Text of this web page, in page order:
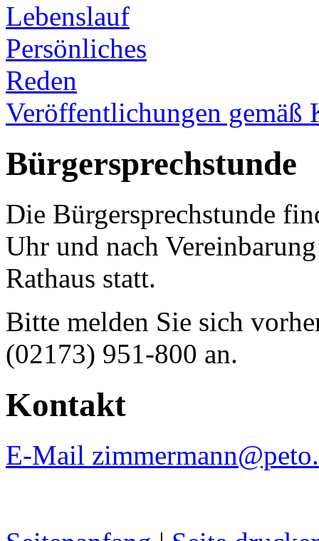
Lebenslauf
Persönliches
Reden
Veröffentlichungen gemäß
Bürgersprechstunde
Die Bürgersprechstunde
Uhr und nach
Rathaus statt.
Bitte melden Sie sich
(02173) 951-800 an.
Kontakt
E-Mail